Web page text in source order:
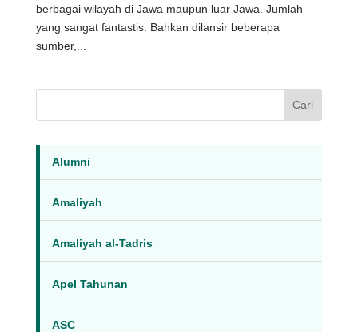
berbagai wilayah di Jawa maupun luar Jawa. Jumlah
yang sangat fantastis. Bahkan dilansir beberapa
sumber,...
Cari
Alumni
Amaliyah
Amaliyah al-Tadris
Apel Tahunan
ASC